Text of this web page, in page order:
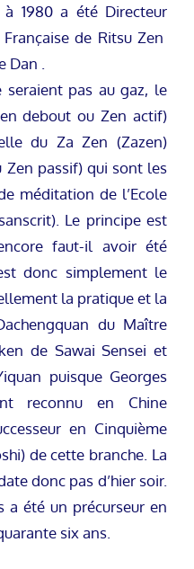
à 1980 a été Directeur
de Ritsu Zen
.
pas au gaz, le
debout ou Zen actif)
du Za Zen (Zazen)
passif) qui sont les
méditation de l’Ecole
Le principe est
faut-il avoir été
donc simplement le
la pratique et la
du Maître
de Sawai Sensei et
puisque Georges
reconnu en Chine
en Cinquième
de cette branche. La
donc pas d’hier soir.
a été un précurseur en
six ans.